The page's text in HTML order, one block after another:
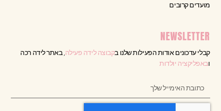
מועדים קרובים
NEWSLETTER
קבלי עדכונים אודות הפעילות שלנו בקבוצה לידה פעילה , באתר לידה רכה
ובאפליקציה יולדות